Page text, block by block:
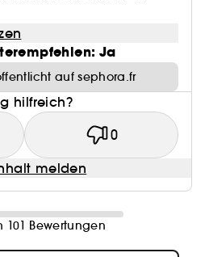
Ja
auf sephora.fr
hilfreich?
0
melden
101 Bewertungen